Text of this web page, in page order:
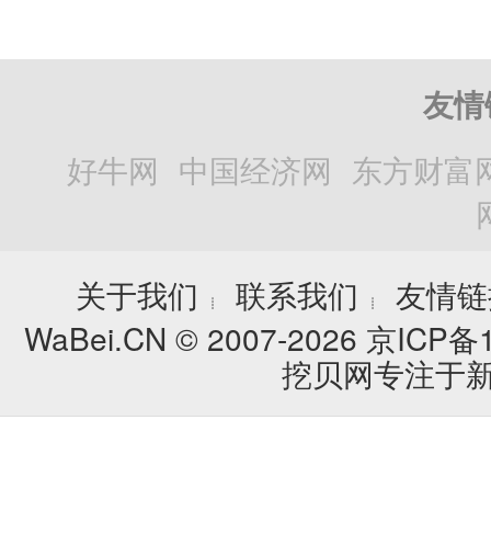
友
好牛网 中国经济网 东方财富
关于我们
┊ 联系我们 ┊
友情
WaBei.CN © 2007-2026 京ICP
挖贝网专注于